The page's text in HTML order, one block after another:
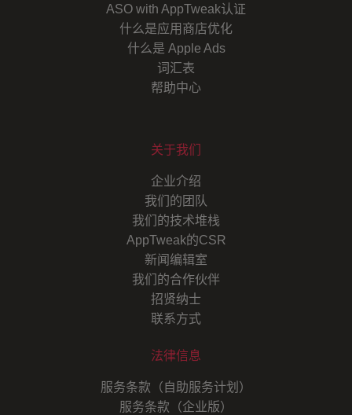
ASO with AppTweak认证
什么是应用商店优化
什么是 Apple Ads
词汇表
帮助中心
关于我们
企业介绍
我们的团队
我们的技术堆栈
AppTweak的CSR
新闻编辑室
我们的合作伙伴
招贤纳士
联系方式
法律信息
服务条款（自助服务计划）
服务条款（企业版）